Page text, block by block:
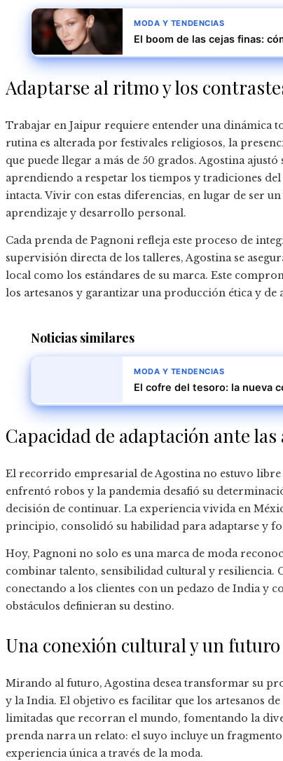
MODA Y TENDENCIAS
El boom de las cejas finas:
Adaptarse al ritmo y los
Trabajar en Jaipur requiere entender una dinámica
rutina es alterada por festivales religiosos, la
que puede llegar a más de 50 grados. Agostina
aprendiendo a respetar los tiempos y tradiciones
intacta. Vivir con estas diferencias, en lugar de ser
aprendizaje y desarrollo personal.
Cada prenda de Pagnoni refleja este proceso de
supervisión directa de los talleres, Agostina se
local como los estándares de su marca. Este
los artesanos y garantizar una producción ética y de
Noticias similares
MODA Y TENDENCIAS
El cofre del tesoro: la nueva
Capacidad de adaptación ante
El recorrido empresarial de Agostina no estuvo
enfrentó robos y la pandemia desafió su
decisión de continuar. La experiencia vivida en
principio, consolidó su habilidad para adaptarse y
Hoy, Pagnoni no solo es una marca de moda
combinar talento, sensibilidad cultural y resiliencia.
conectando a los clientes con un pedazo de India y
obstáculos definieran su destino.
Una conexión cultural y un
Mirando al futuro, Agostina desea transformar su
y la India. El objetivo es facilitar que los artesanos
limitadas que recorran el mundo, fomentando la
prenda narra un relato: el suyo incluye un
experiencia única a través de la moda.